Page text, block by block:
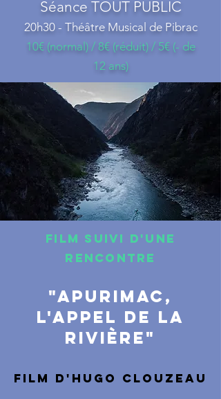
Séance TOUT PUBLIC
20h30 - Théâtre Musical de Pibrac
10€ (normal) / 8€ (réduit) / 5€ (- de
12 ans)
FILM suivi d'une
RENCONTRE
"APurimac,
l'appel de la
rivière"
Film d'Hugo clouzeau